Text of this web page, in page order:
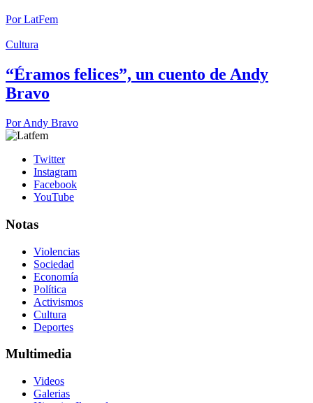
PorLatFem
Cultura
“Éramos felices”, un cuento de Andy
Bravo
PorAndy Bravo
Twitter
Instagram
Facebook
YouTube
Notas
Violencias
Sociedad
Economía
Política
Activismos
Cultura
Deportes
Multimedia
Videos
Galerias